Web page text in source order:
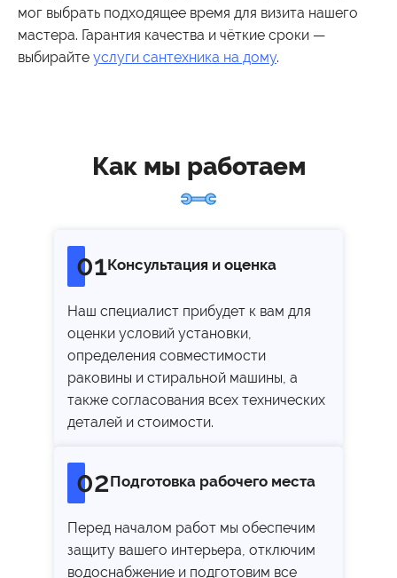
мог выбрать подходящее время для визита нашего
мастера. Гарантия качества и чёткие сроки —
выбирайте услуги сантехника на дому.
Как мы работаем
01Консультация и оценка
Наш специалист прибудет к вам для
оценки условий установки,
определения совместимости
раковины и стиральной машины, а
также согласования всех технических
деталей и стоимости.
02Подготовка рабочего места
Перед началом работ мы обеспечим
защиту вашего интерьера, отключим
водоснабжение и подготовим все